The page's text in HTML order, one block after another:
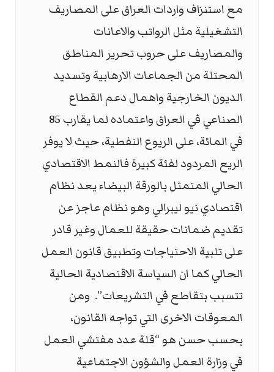
مع استنزاف واردات العراق على المصاريف
التشغيلية مثل الرواتب والاعانات
والمصاريف على حروب تحرير المناطق
المحتلة من الجماعات الارهابية وتسديد
الديون الخارجية واهمال دعم القطاع
في المائة، على الريوع النفطية، حيث لا يوفر
الريع المردود لفئة كبيرة فالنمط الاقتصادي
الحالي المتمثل بالورقة البيضاء يعد نظام
اقتصادي نيو ليبرالي وهو نظام عاجز عن
تقديم ضمانات حقيقة للعمال وغير قادر
على تلبية الاحتياجات وتطبيق قانون العمل
الحالي كما ان السياسة الاقتصادية الحالية
تتسبب بتقاطع في التشريعات”. ومن
المعوقات الاخرى التي تواجه القانون،
بحسب حسن هو “قلة عدد مفتشي العمل
في وزارة العمل والشؤون الاجتماعية